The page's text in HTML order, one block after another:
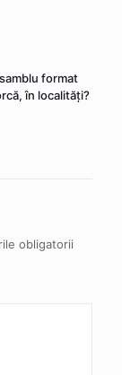
format
în localităţi?
obligatorii